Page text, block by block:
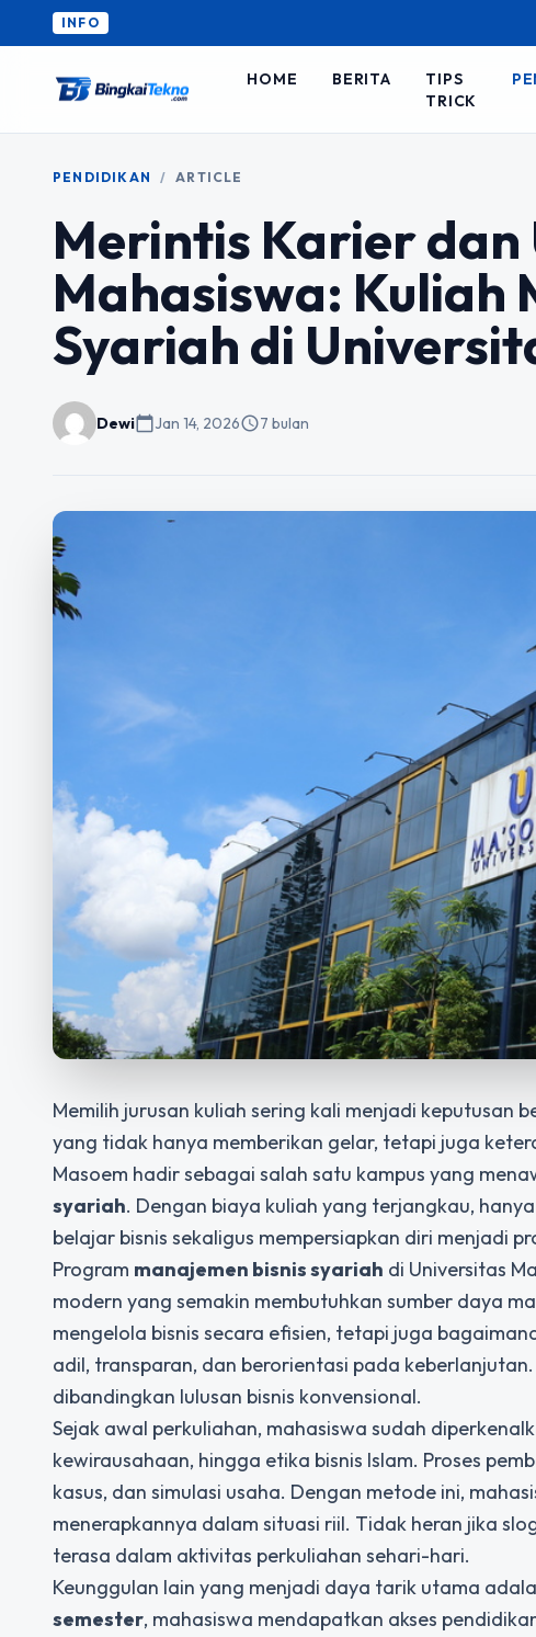
INFO
HOME BERITA
TIPS
TRICK
PENDIDIKAN / ARTICLE
Merintis Karier dan
Mahasiswa: Kuliah
Syariah di
Dewicalendar_todayJan 14, 2026schedule7 bulan
Memilih jurusan kuliah sering kali menjadi keputusan
yang tidak hanya memberikan gelar, tetapi juga
Masoem hadir sebagai salah satu kampus yang
syariah. Dengan biaya kuliah yang terjangkau, hanya
belajar bisnis sekaligus mempersiapkan diri menjadi
Program manajemen bisnis syariah di Universitas
modern yang semakin membutuhkan sumber daya
mengelola bisnis secara efisien, tetapi juga
adil, transparan, dan berorientasi pada
dibandingkan lulusan bisnis konvensional.
Sejak awal perkuliahan, mahasiswa sudah
kewirausahaan, hingga etika bisnis Islam. Proses
kasus, dan simulasi usaha. Dengan metode ini,
menerapkannya dalam situasi riil. Tidak heran jika
terasa dalam aktivitas perkuliahan sehari-hari.
Keunggulan lain yang menjadi daya tarik utama
semester, mahasiswa mendapatkan akses